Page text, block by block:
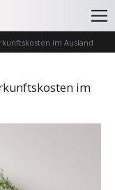
im Ausland
im